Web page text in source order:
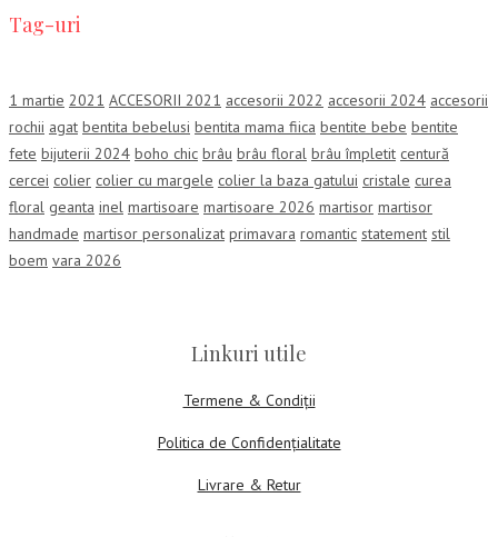
Tag-uri
1 martie 2021 ACCESORII 2021 accesorii 2022 accesorii 2024 accesorii
rochii agat bentita bebelusi bentita mama fiica bentite bebe bentite
fete bijuterii 2024 boho chic brâu brâu floral brâu împletit centură
cercei colier colier cu margele colier la baza gatului cristale curea
floral geanta inel martisoare martisoare 2026 martisor martisor
handmade martisor personalizat primavara romantic statement stil
boem vara 2026
Linkuri utile
Termene & Condiții
Politica de Confidențialitate
Livrare & Retur